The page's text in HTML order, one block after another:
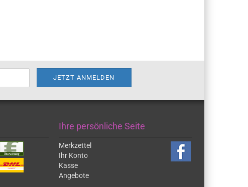
Ihre persönliche Seite
Merkzettel
Ihr Konto
Kasse
Angebote